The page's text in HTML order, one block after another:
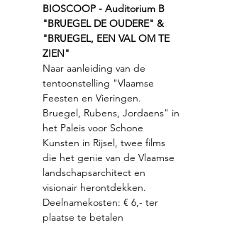
BIOSCOOP - Auditorium B
"BRUEGEL DE OUDERE" &
"BRUEGEL, EEN VAL OM TE
ZIEN"
Naar aanleiding van de
tentoonstelling "Vlaamse
Feesten en Vieringen.
Bruegel, Rubens, Jordaens" in
het Paleis voor Schone
Kunsten in Rijsel, twee films
die het genie van de Vlaamse
landschapsarchitect en
visionair herontdekken.
Deelnamekosten: € 6,- ter
plaatse te betalen